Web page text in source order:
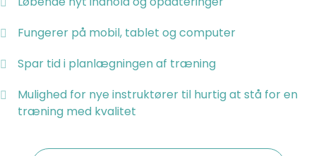
Fungerer på mobil, tablet og computer
Spar tid i planlægningen af træning
Mulighed for nye instruktører til hurtig at stå for en
træning med kvalitet